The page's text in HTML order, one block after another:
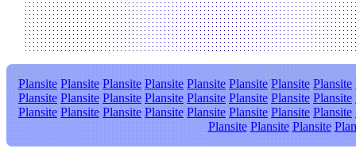
Plansite Plansite Plansite Plansite Plansite Plansite Plansite Plansite
Plansite Plansite Plansite Plansite Plansite Plansite Plansite Plansite
Plansite Plansite Plansite Plansite Plansite Plansite Plansite Plansite
Plansite Plansite Plansite